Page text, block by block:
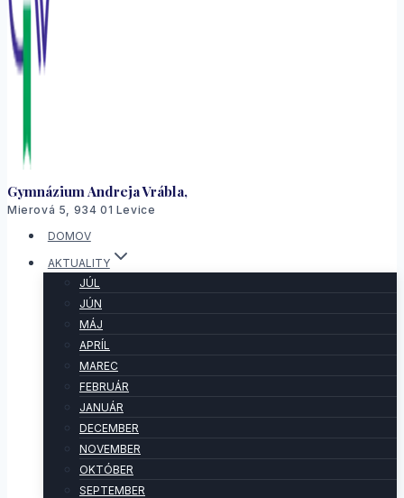
Gymnázium Andreja Vrábla,
Mierová 5, 934 01 Levice
DOMOV
AKTUALITY
JÚL
JÚN
MÁJ
APRÍL
MAREC
FEBRUÁR
JANUÁR
DECEMBER
NOVEMBER
OKTÓBER
SEPTEMBER